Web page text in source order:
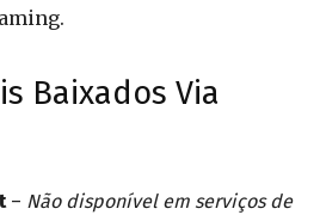
Baixados Via
– Não disponível em serviços de